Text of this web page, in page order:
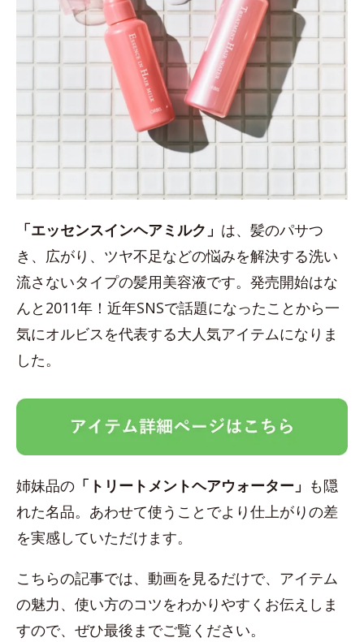
「エッセンスインヘアミルク」 は、髪のパサつ
き、広がり、ツヤ不足などの悩みを解決する洗い
流さないタイプの髪用美容液です。発売開始はな
んと2011年！近年SNSで話題になったことから一
気にオルビスを代表する大人気アイテムになりま
した。
姉妹品の 「トリートメントヘアウォーター」 も隠
れた名品。あわせて使うことでより仕上がりの差
を実感していただけます。
こちらの記事では、動画を見るだけで、アイテム
の魅力、使い方のコツをわかりやすくお伝えしま
すので、ぜひ最後までご覧ください。